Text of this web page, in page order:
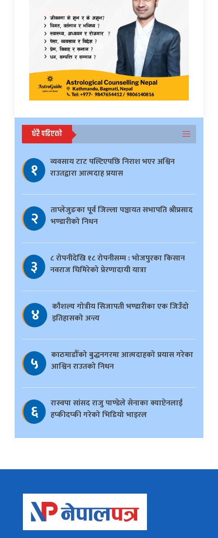
धेरै पढिएको
१
व्यवसाय टाट पल्टिएपछि निराश भएर अश्विन
राउतद्वारा आत्मदाह प्रयास
२
ताप्लेजुङका पूर्व जिल्ला पञ्चायत सभापति श्रीप्रसाद
भण्डारीको निधन
३
८ रोपनीदेखि १८ रोपनीसम्म : भोजपुरका किसान
नवराज घिमिरेको प्रेरणादायी यात्रा
४
काैशल्य गोत्रीय सिजापती भण्डारीका एक जिउँदो
इतिहासको अन्त्य
५
काठमाडौँको बुद्धनगरमा आत्मदाहको प्रयास गरेका
आश्विन राउतको निधन
६
रास्वपा सांसद राजु पाण्डेले सेनाका क्याप्टेनलाई
हप्कीदप्की गरेको भिडियो भाइरल